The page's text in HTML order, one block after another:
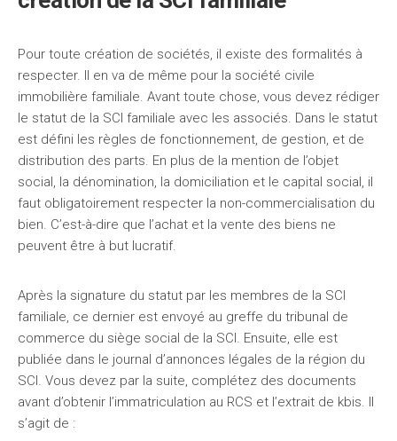
Pour toute création de sociétés, il existe des formalités à
respecter. Il en va de même pour la société civile
immobilière familiale. Avant toute chose, vous devez rédiger
le statut de la SCI familiale avec les associés. Dans le statut
est défini les règles de fonctionnement, de gestion, et de
distribution des parts. En plus de la mention de l’objet
social, la dénomination, la domiciliation et le capital social, il
faut obligatoirement respecter la non-commercialisation du
bien. C’est-à-dire que l’achat et la vente des biens ne
peuvent être à but lucratif.
Après la signature du statut par les membres de la SCI
familiale, ce dernier est envoyé au greffe du tribunal de
commerce du siège social de la SCI. Ensuite, elle est
publiée dans le journal d’annonces légales de la région du
SCI. Vous devez par la suite, complétez des documents
avant d’obtenir l’immatriculation au RCS et l’extrait de kbis. Il
s’agit de :